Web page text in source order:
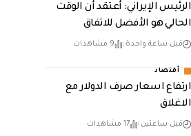
الرئيس الإيراني: أعتقد أن الوقت
الحالي هو الأفضل للاتفاق
قبل ساعة واحدة 9 مشاهدات
أقتصاد
ارتفاع اسعار صرف الدولار مع
الاغلاق
قبل ساعتين 17 مشاهدات